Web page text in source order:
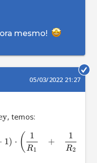
mesmo!
05/03/2022 21:27
1) ⋅ ( R1
1
+
R2
1